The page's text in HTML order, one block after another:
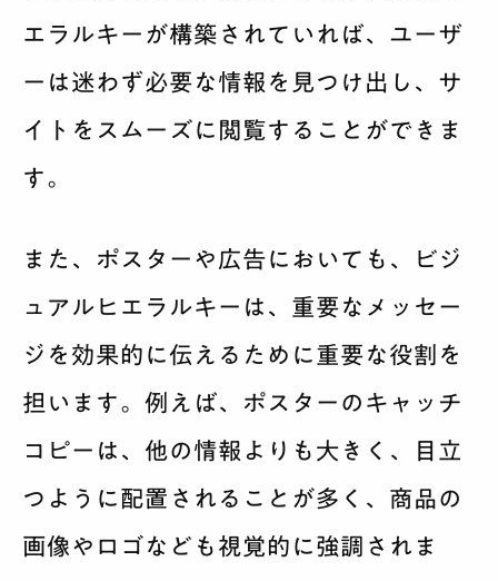
エラルキーが構築されていれば、ユーザ
ーは迷わず必要な情報を見つけ出し、サ
イトをスムーズに閲覧することができま
す。
また、ポスターや広告においても、ビジ
ュアルヒエラルキーは、重要なメッセー
ジを効果的に伝えるために重要な役割を
担います。例えば、ポスターのキャッチ
コピーは、他の情報よりも大きく、目立
つように配置されることが多く、商品の
画像やロゴなども視覚的に強調されま